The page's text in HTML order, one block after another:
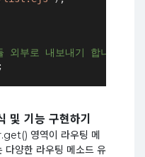
외부로 내보내기 합니다.
;
및 기능 구현하기
영역이 라우팅 메
양한 라우팅 메소드 유